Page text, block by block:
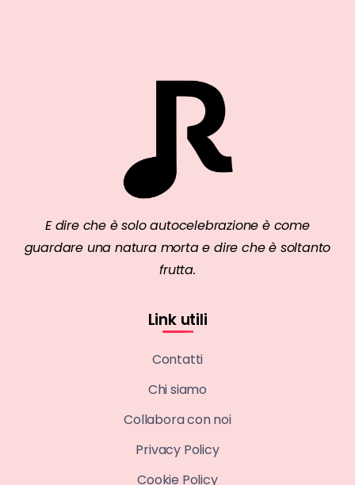
E dire che è solo autocelebrazione è come
guardare una natura morta e dire che è soltanto
frutta.
Link utili
Contatti
Chi siamo
Collabora con noi
Privacy Policy
Cookie Policy